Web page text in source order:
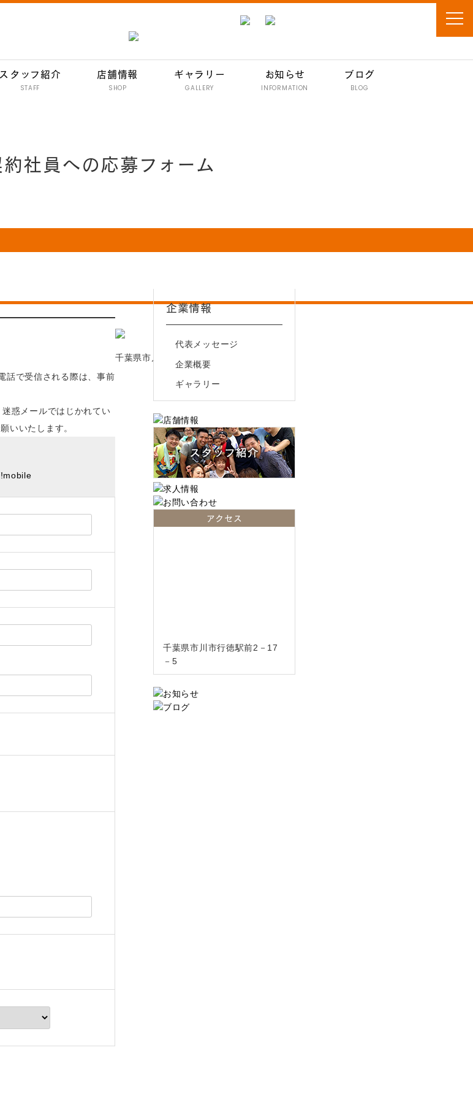
スタッフ紹介
STAFF
店舗情報
SHOP
門前仲町 彦酉【居酒屋】
炭焼きハンバーグ 和
綾瀬ワインバル 八十郎商店
平和島 彦酉【居酒屋】
幕張ベイパーク 彦酉【居酒屋】
ギャラリー
GALLERY
お知らせ
INFORMATION
ブログ
BLOG
社員への応募フォーム
話で受信される際は、事前
惑メールではじかれてい
いいたします。
企業情報
代表メッセージ
企業概要
ギャラリー
アクセス
千葉県市川市行徳駅前2－17
－5
千葉県市川市行徳駅前2－17－5